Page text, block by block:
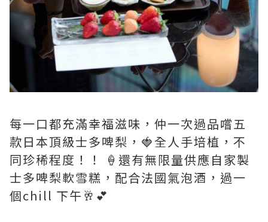
每一口都充滿幸福滋味，仲一次過品嚐五
款日本頂級士多啤梨，🍓全人手培植，不
同珍稀程度！！ 🍦還有無限量供應自家製
士多啤梨軟雪糕，配合法國氣泡酒，過一
個chill 下午🥂💕